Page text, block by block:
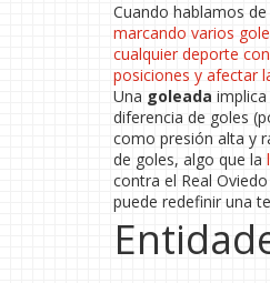
Cuando hablamos de
marcando varios
cualquier deporte
posiciones y afectar
Una goleada
diferencia de goles
como presión alta y
de goles, algo que la
contra el Real
puede redefinir una